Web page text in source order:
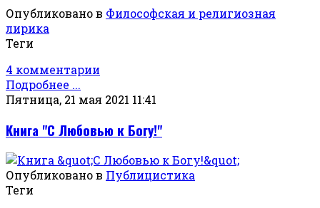
Опубликовано в Философская и религиозная
лирика
Теги
4 комментарии
Подробнее ...
Пятница, 21 мая 2021 11:41
Книга "С Любовью к Богу!"
Опубликовано в Публицистика
Теги